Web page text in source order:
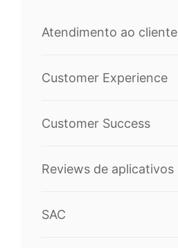
Atendimento ao cliente
Customer Experience
Customer Success
Reviews de aplicativos
SAC